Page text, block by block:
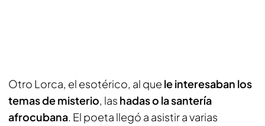
Otro Lorca, el esotérico, al que le interesaban los
temas de misterio, las hadas o la santería
afrocubana. El poeta llegó a asistir a varias